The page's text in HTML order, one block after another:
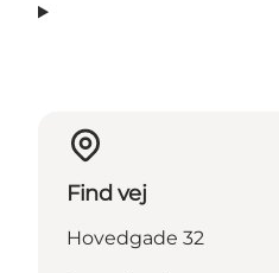
Find vej
Hovedgade 32